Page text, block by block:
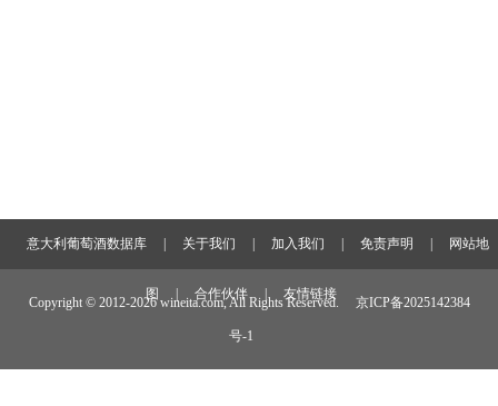
意大利葡萄酒数据库 关于我们 加入我们 免责声明 网站地
图 合作伙伴 友情链接
Copyright © 2012-2026 wineita.com, All Rights Reserved. 京ICP备2025142384
号-1